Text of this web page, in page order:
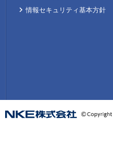
情報セキュリティ基本方針